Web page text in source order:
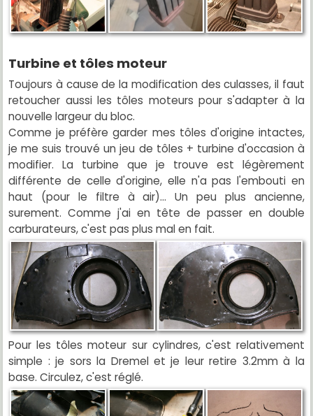
Turbine et tôles moteur
Toujours à cause de la modification des culasses, il faut
retoucher aussi les tôles moteurs pour s'adapter à la
nouvelle largeur du bloc.
Comme je préfère garder mes tôles d'origine intactes,
je me suis trouvé un jeu de tôles + turbine d'occasion à
modifier. La turbine que je trouve est légèrement
différente de celle d'origine, elle n'a pas l'embouti en
haut (pour le filtre à air)... Un peu plus ancienne,
surement. Comme j'ai en tête de passer en double
carburateurs, c'est pas plus mal en fait.
Pour les tôles moteur sur cylindres, c'est relativement
simple : je sors la Dremel et je leur retire 3.2mm à la
base. Circulez, c'est réglé.